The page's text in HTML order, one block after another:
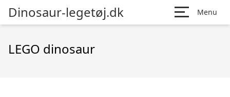
Dinosaur-legetøj.dk Menu
LEGO dinosaur